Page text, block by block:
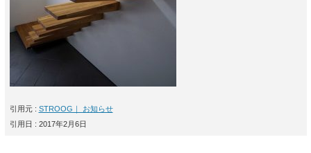
引用元 : STROOG｜ お知らせ
引用日 : 2017年2月6日